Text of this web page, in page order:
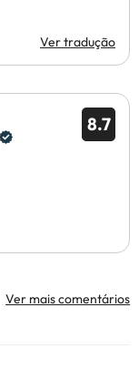
Ver tradução
8.7
Ver mais comentários